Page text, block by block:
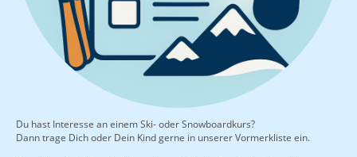
Du hast Interesse an einem Ski- oder Snowboardkurs?
Dann trage Dich oder Dein Kind gerne in unserer Vormerkliste ein.